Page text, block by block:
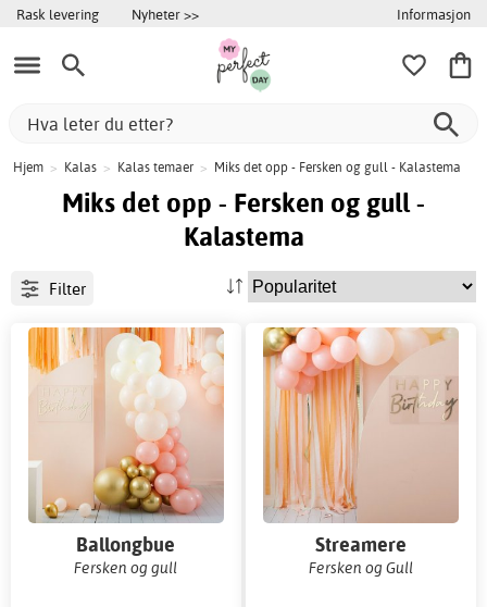
Rask levering Nyheter >> Informasjon
Hjem > Kalas > Kalas temaer > Miks det opp - Fersken og gull - Kalastema
Miks det opp - Fersken og gull -
Kalastema
Filter
Ballongbue
Fersken og gull
Streamere
Fersken og Gull